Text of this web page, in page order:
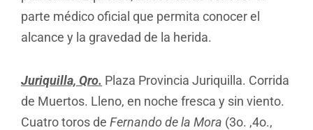
parte médico oficial que permita conocer el
alcance y la gravedad de la herida.
Juriquilla, Qro. Plaza Provincia Juriquilla. Corrida
de Muertos. Lleno, en noche fresca y sin viento.
Cuatro toros de Fernando de la Mora (3o. ,4o.,